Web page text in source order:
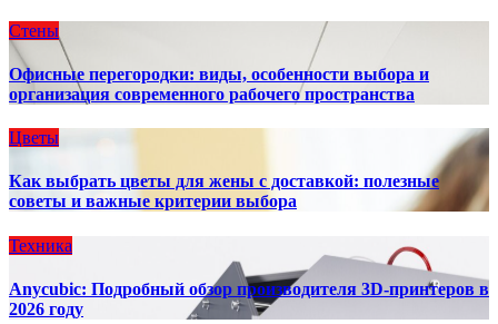
Стены
Офисные перегородки: виды, особенности выбора и
организация современного рабочего пространства
Цветы
Как выбрать цветы для жены с доставкой: полезные
советы и важные критерии выбора
Техника
Anycubic: Подробный обзор производителя 3D-принтеров в
2026 году